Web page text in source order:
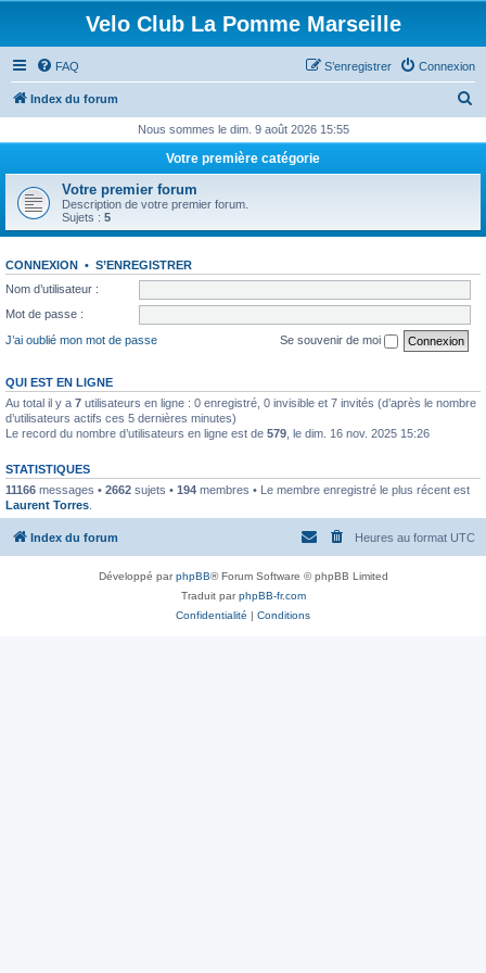
Velo Club La Pomme Marseille
FAQ Connexion
S’enregistrer
Index du forum
h
r
Nous sommes le dim. 9 août 2026 15:55
Votre première catégorie
Votre premier forum
Description de votre premier forum.
Sujets : 5
CONNEXION • S’ENREGISTRER
Nom d’utilisateur :
Mot de passe :
J’ai oublié mon mot de passe
Se souvenir de moi
QUI EST EN LIGNE
Au total il y a 7 utilisateurs en ligne : 0 enregistré, 0 invisible et 7 invités (d’après le nombre
d’utilisateurs actifs ces 5 dernières minutes)
Le record du nombre d’utilisateurs en ligne est de 579 , le dim. 16 nov. 2025 15:26
STATISTIQUES
11166 messages • 2662 sujets • 194 membres • Le membre enregistré le plus récent est
Laurent Torres
Index du forum Heures au format UTC
Développé parphpBB® Forum Software © phpBB Limited
Traduit parphpBB-fr.com
Confidentialité | Conditions